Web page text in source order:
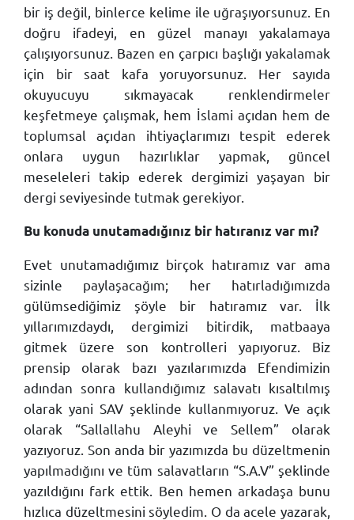
bir iş değil, binlerce kelime ile uğraşıyorsunuz. En
doğru ifadeyi, en güzel manayı yakalamaya
çalışıyorsunuz. Bazen en çarpıcı başlığı yakalamak
için bir saat kafa yoruyorsunuz. Her sayıda
okuyucuyu sıkmayacak renklendirmeler
keşfetmeye çalışmak, hem İslami açıdan hem de
toplumsal açıdan ihtiyaçlarımızı tespit ederek
onlara uygun hazırlıklar yapmak, güncel
meseleleri takip ederek dergimizi yaşayan bir
dergi seviyesinde tutmak gerekiyor.
Bu konuda unutamadığınız bir hatıranız var mı?
Evet unutamadığımız birçok hatıramız var ama
sizinle paylaşacağım; her hatırladığımızda
gülümsediğimiz şöyle bir hatıramız var. İlk
yıllarımızdaydı, dergimizi bitirdik, matbaaya
gitmek üzere son kontrolleri yapıyoruz. Biz
prensip olarak bazı yazılarımızda Efendimizin
adından sonra kullandığımız salavatı kısaltılmış
olarak yani SAV şeklinde kullanmıyoruz. Ve açık
olarak “Sallallahu Aleyhi ve Sellem” olarak
yazıyoruz. Son anda bir yazımızda bu düzeltmenin
yapılmadığını ve tüm salavatların “S.A.V” şeklinde
yazıldığını fark ettik. Ben hemen arkadaşa bunu
hızlıca düzeltmesini söyledim. O da acele yazarak,